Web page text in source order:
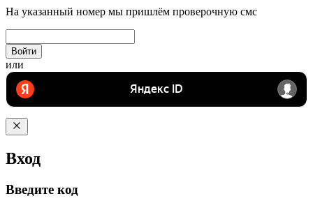
На указанный номер мы пришлём проверочную смс
Войти
или
Вход
Введите код